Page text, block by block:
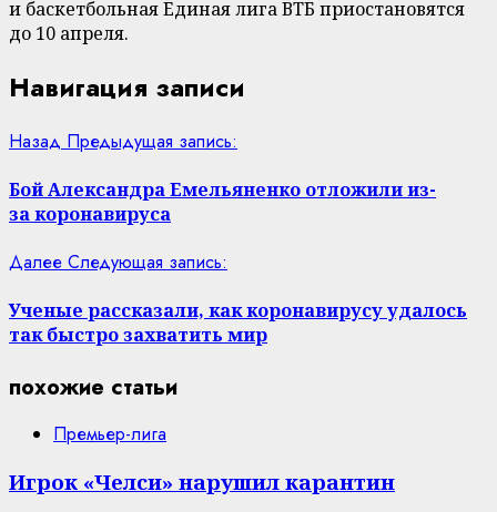
и баскетбольная Единая лига ВТБ приостановятся
до 10 апреля.
Навигация записи
Назад Предыдущая запись:
Бой Александра Емельяненко отложили из-
за коронавируса
Далее Следующая запись:
Ученые рассказали, как коронавирусу удалось
так быстро захватить мир
похожие статьи
Премьер-лига
Игрок «Челси» нарушил карантин